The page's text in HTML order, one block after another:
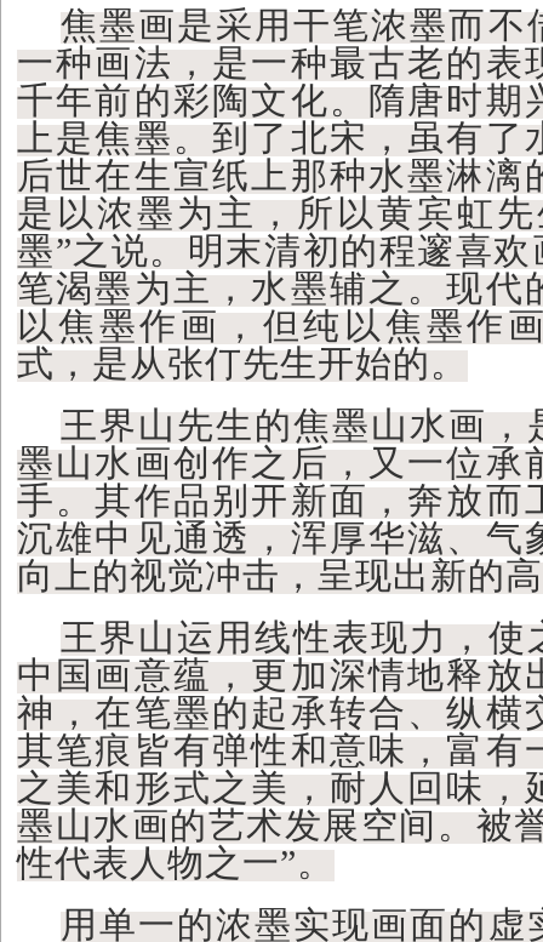
焦墨画是采用干笔浓墨而不
一种画法，是一种最古老的表
千年前的彩陶文化。隋唐时期
上是焦墨。到了北宋，虽有了
后世在生宣纸上那种水墨淋漓
是以浓墨为主，所以黄宾虹
墨”之说。明末清初的程邃喜
笔渴墨为主，水墨辅之。现代
以焦墨作画，但纯以焦墨作
式，是从张仃先生开始的。
王界山先生的焦墨山水画，
墨山水画创作之后，又一位承
手。其作品别开新面，奔放而
沉雄中见通透，浑厚华滋、气
向上的视觉冲击，呈现出新的
王界山运用线性表现力，使
中国画意蕴，更加深情地释放
神，在笔墨的起承转合、纵横
其笔痕皆有弹性和意味，富有
之美和形式之美，耐人回味，
墨山水画的艺术发展空间。被
性代表人物之一”。
用单一的浓墨实现画面的虚